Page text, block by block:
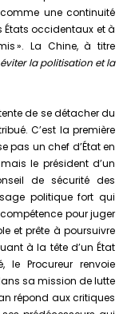
une continuité
occidentaux et à
». La Chine, à titre
éviter la politisation et la
de se détacher du
C’est la première
pas un chef d’État en
le président d’un
de sécurité des
politique fort qui
pour juger
et prête à poursuivre
à la tête d’un État
Procureur renvoie
sa mission de lutte
répond aux critiques